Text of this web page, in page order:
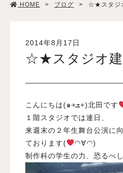
学生生活
入試案内
学校情報
オープンキャンパス
HOME > ブログ > ☆★スタジ
2014年8月17日
☆★スタジオ
こんにちは(๑￫ܫ￩)北田です
１階スタジオでは連日、
来週末の２年生舞台公演に
ております(
◠∀◠)
制作科の学生の力、恐るべ